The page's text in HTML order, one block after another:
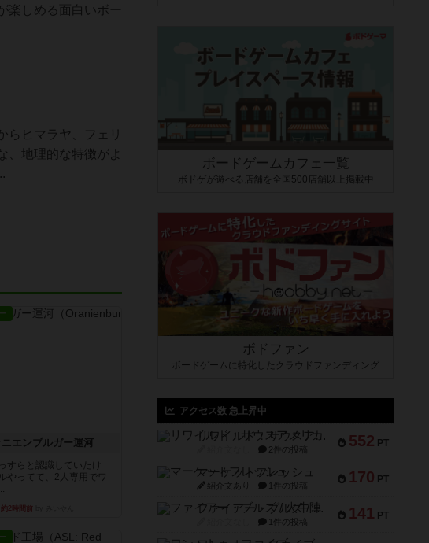
楽しめる面白いボー
ヒマラヤ、フェリ
地理的な特徴がよ
ニエンブルガー運河
すらと認識していたけ
やってて、2人専用でワ
約2時間前
ボードゲームカフェ一覧
ボドゲが遊べる店舗を全国500店舗以上掲載中
ボドファン
ボードゲームに特化したクラウドファンディング
アクセス数 急上昇中
552 PT
リワイルド：サウスアメリカ
2件の投稿
170 PT
マーケットフレッシュ
紹介文あり 1件の投稿
141 PT
ファイアー・ブルズ / 火牛陣
1件の投稿